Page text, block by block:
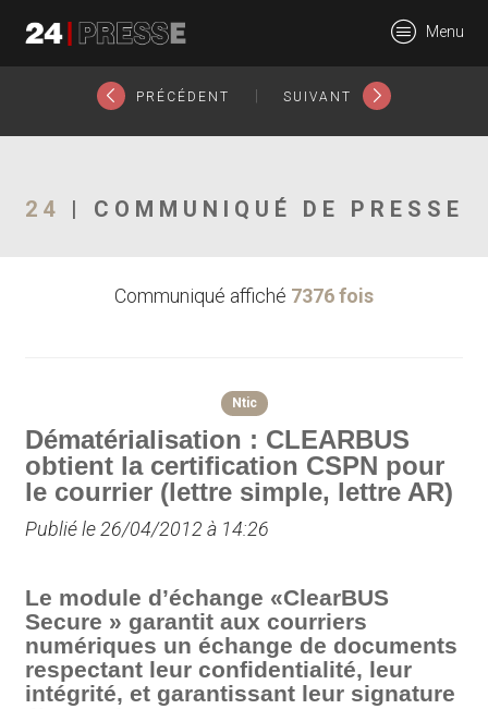
24Presse -
Communiqués de
Menu
PRÉCÉDENT SUIVANT
24 | COMMUNIQUÉ DE PRESSE
Communiqué affiché 7376 fois
Ntic
Dématérialisation : CLEARBUS
obtient la certification CSPN pour
le courrier (lettre simple, lettre AR)
Publié le 26/04/2012 à 14:26
Le module d’échange «ClearBUS
Secure » garantit aux courriers
numériques un échange de documents
respectant leur confidentialité, leur
intégrité, et garantissant leur signature